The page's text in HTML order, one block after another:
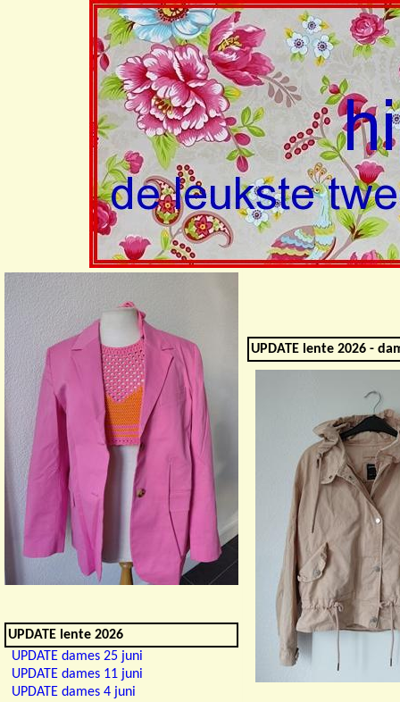
UPDATE lente 2026
UPDATE dames 25 juni
UPDATE dames 11 juni
UPDATE dames 4 juni
UPDATE lente 2026 -